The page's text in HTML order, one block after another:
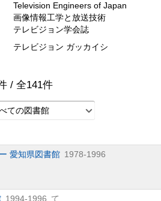
Television Engineers of Japan
画像情報工学と放送技術
テレビジョン学会誌
テレビジョン ガッカイシ
/ 全141件
ての図書館
愛知県図書館 1978-1996
1994-1996 て